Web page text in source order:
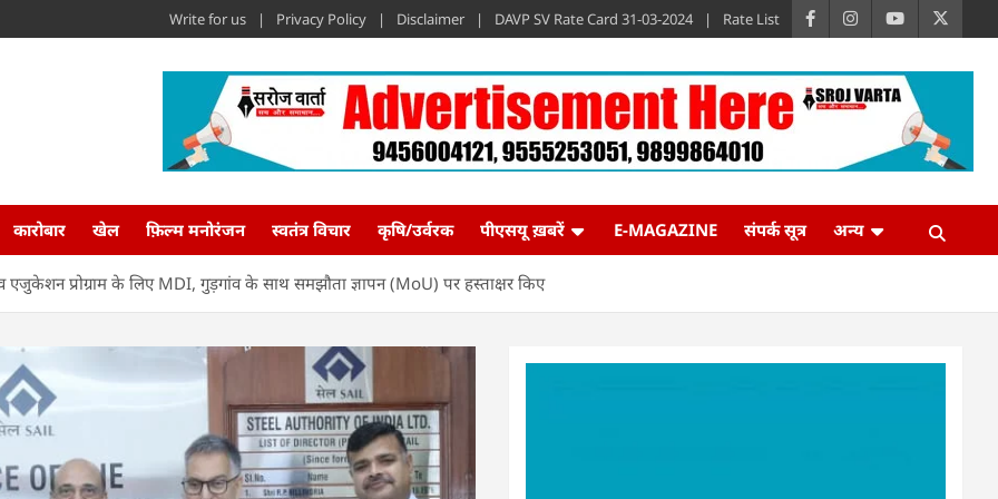
Write for us Privacy Policy Disclaimer DAVP SV Rate Card 31-03-2024 Rate List
कारोबार खेल फ़िल्म मनोरंजन स्वतंत्र विचार कृषि/उर्वरक पीएसयू ख़बरें E-MAGAZINE संपर्क सूत्र अन्य
एजुकेशन प्रोग्राम के लिए MDI, गुड़गांव के साथ समझौता ज्ञापन (MoU) पर हस्ताक्षर किए